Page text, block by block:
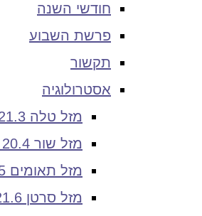
חודשי השנה
פרשת השבוע
תקשור
אסטרולוגיה
מזל טלה 21.3- 19.4
מזל שור 20.4 – 21.5
מזל תאומים 21.5 – 21.6
מזל סרטן 21.6 – 22.7